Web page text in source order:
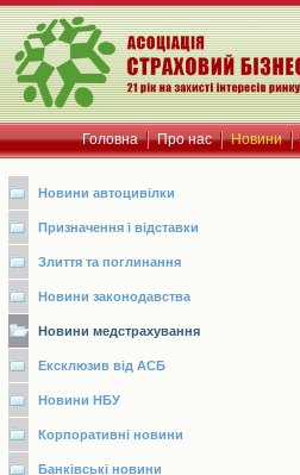
Головна Про нас Новини
Новини автоцивілки
Призначення і відставки
Злиття та поглинання
Новини законодавства
Новини медстрахування
Ексклюзив від АСБ
Новини НБУ
Корпоративні новини
Банківські новини